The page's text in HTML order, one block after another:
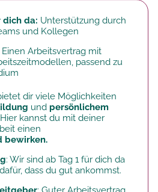
dich da: Unterstützung durch
und Kollegen
Einen Arbeitsvertrag mit
passend zu
dir viele Möglichkeiten
und persönlichem
kannst du mit deiner
einen
bewirken.
: Wir sind ab Tag 1 für dich da
dass du gut ankommst.